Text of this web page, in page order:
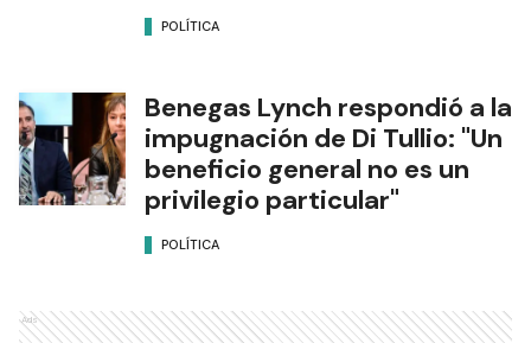
POLÍTICA
Benegas Lynch respondió a la
impugnación de Di Tullio: "Un
beneficio general no es un
privilegio particular"
POLÍTICA
Ads